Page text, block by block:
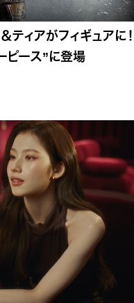
ティアがフィギュアに！
ピース”に登場